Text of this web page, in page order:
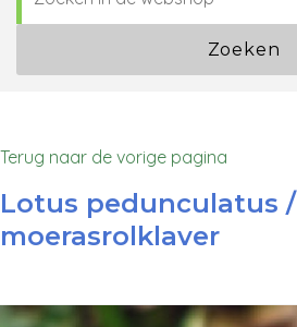
Zoeken
Terug naar de vorige pagina
Lotus pedunculatus /
moerasrolklaver